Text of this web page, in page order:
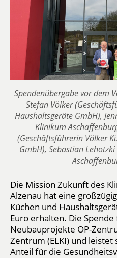
Spendenübergabe vor dem
Stefan Völker
Haushaltsgeräte GmbH),
Klinikum
(Geschäftsführerin Völker
GmbH), Sebastian
Die Mission Zukunft des
Alzenau hat eine
Küchen und
Euro erhalten. Die
Neubauprojekte OP-
Zentrum (ELKI) und
Anteil für die